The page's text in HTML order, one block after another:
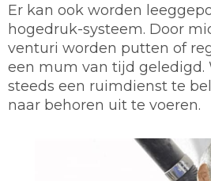
Er kan ook worden
hogedruk-systeem. Door
venturi worden putten of
een mum van tijd geledigd.
steeds een ruimdienst te
naar behoren uit te voeren.